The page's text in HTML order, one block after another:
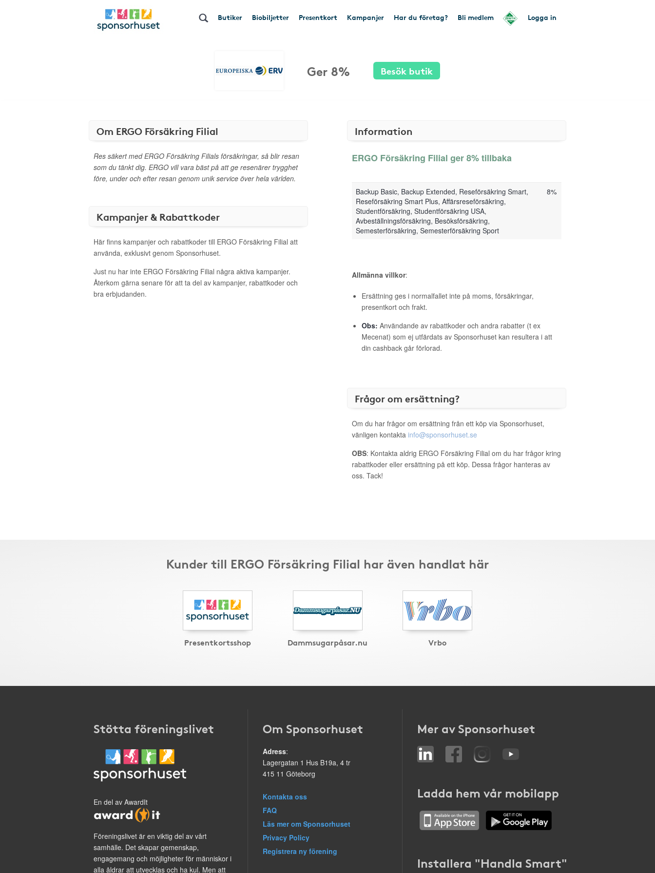
Butiker Biobiljetter Presentkort Kampanjer Har du företag? Bli medlem Logga in
Ger 8% Besök butik
Om ERGO Försäkring Filial
Res säkert med ERGO Försäkring Filials försäkringar, så blir resan
som du tänkt dig. ERGO vill vara bäst på att ge resenärer trygghet
före, under och efter resan genom unik service över hela världen.
Kampanjer & Rabattkoder
Här finns kampanjer och rabattkoder till ERGO Försäkring Filial att
använda, exklusivt genom Sponsorhuset.
Just nu har inte ERGO Försäkring Filial några aktiva kampanjer.
Återkom gärna senare för att ta del av kampanjer, rabattkoder och
bra erbjudanden.
Information
ERGO Försäkring Filial ger 8% tillbaka
Backup Basic, Backup Extended, Reseförsäkring Smart,
Reseförsäkring Smart Plus, Affärsreseförsäkring,
Studentförsäkring, Studentförsäkring USA,
Avbeställningsförsäkring, Besöksförsäkring,
Semesterförsäkring, Semesterförsäkring Sport
8%
Allmänna villkor:
Ersättning ges i normalfallet inte på moms, försäkringar,
presentkort och frakt.
Obs: Användande av rabattkoder och andra rabatter (t ex
Mecenat) som ej utfärdats av Sponsorhuset kan resultera i att
din cashback går förlorad.
Frågor om ersättning?
Om du har frågor om ersättning från ett köp via Sponsorhuset,
vänligen kontakta info@sponsorhuset.se
OBS: Kontakta aldrig ERGO Försäkring Filial om du har frågor kring
rabattkoder eller ersättning på ett köp. Dessa frågor hanteras av
oss. Tack!
Kunder till ERGO Försäkring Filial har även handlat här
Presentkortsshop Dammsugarpåsar.nu Vrbo
Stötta föreningslivet
En del av AwardIt
Föreningslivet är en viktig del av vårt
samhälle. Det skapar gemenskap,
engagemang och möjligheter för människor i
alla åldrar att utvecklas och ha kul. Men att
Om Sponsorhuset
Adress:
Lagergatan 1 Hus B19a, 4 tr
415 11 Göteborg
Kontakta oss
FAQ
Läs mer om Sponsorhuset
Privacy Policy
Registrera ny förening
Mer av Sponsorhuset
Ladda hem vår mobilapp
Installera "Handla Smart"